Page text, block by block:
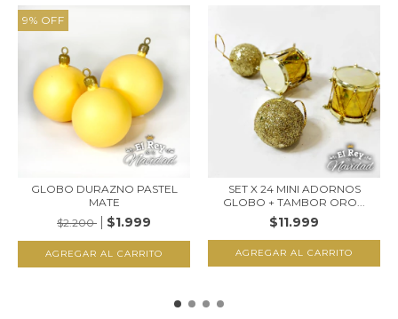
9% OFF
GLOBO DURAZNO PASTEL
MATE
$2.200
$1.999
AGREGAR AL CARRITO
SET X 24 MINI ADORNOS
GLOBO + TAMBOR ORO...
$11.999